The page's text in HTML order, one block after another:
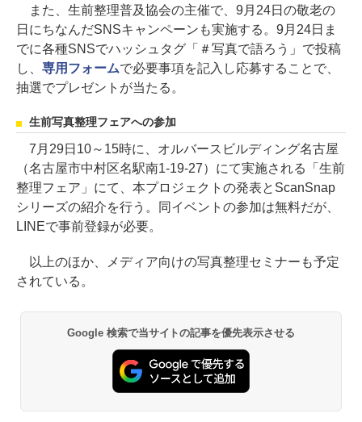
また、生前整理普及協会の主催で、9月24日の敬老の
日にちなんだSNSキャンペーンも実施する。9月24日ま
でに各種SNSでハッシュタグ「＃写真で語ろう」で投稿
し、 専用フォームで必要事項を記入し応募することで、
抽選でプレゼントが当たる。
生前写真整理フェアへの参加
7月29日10～15時に、オルバースビルディング名古屋
（名古屋市中村区名駅南1-19-27）にて実施される「生前
整理フェア」にて、本プロジェクトの発表とScanSnap
シリーズの紹介を行う。同イベントの参加は無料だが、
LINEで事前登録が必要。
以上のほか、メディア向けの写真整理セミナーも予定
されている。
Google 検索で当サイトの記事を優先表示させる